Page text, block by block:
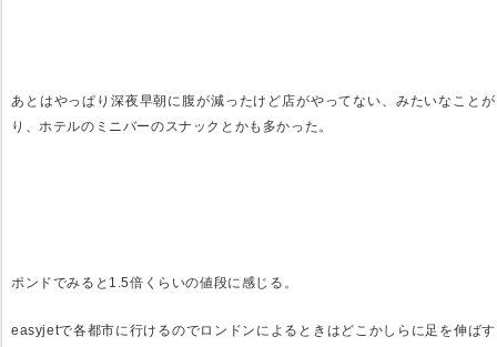
あとはやっぱり深夜早朝に腹が減ったけど店がやってない、みたいなこと
り、ホテルのミニバーのスナックとかも多かった。
ポンドでみると1.5倍くらいの値段に感じる。
easyjetで各都市に行けるのでロンドンによるときはどこかしらに足を伸ば